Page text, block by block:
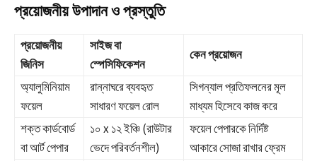
প্রয়োজনীয় উপাদান ও প্রস্তুতি
প্রয়োজনীয়
জিনিস
সাইজ বা
স্পেসিফিকেশন
কেন প্রয়োজন
অ্যালুমিনিয়াম
ফয়েল
রান্নাঘরে ব্যবহৃত
সাধারণ ফয়েল রোল
সিগন্যাল প্রতিফলনের মূল
মাধ্যম হিসেবে কাজ করে
শক্ত কার্ডবোর্ড
বা আর্ট পেপার
১০ x ১২ ইঞ্চি (রাউটার
ভেদে পরিবর্তনশীল)
ফয়েল পেপারকে নির্দিষ্ট
আকারে সোজা রাখার ফ্রেম